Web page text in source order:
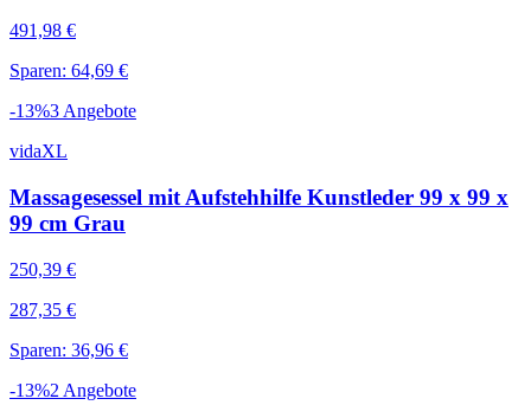
491,98 €
Sparen: 64,69 €
-13%3 Angebote
vidaXL
Massagesessel mit Aufstehhilfe Kunstleder 99 x 99 x
99 cm Grau
250,39 €
287,35 €
Sparen: 36,96 €
-13%2 Angebote